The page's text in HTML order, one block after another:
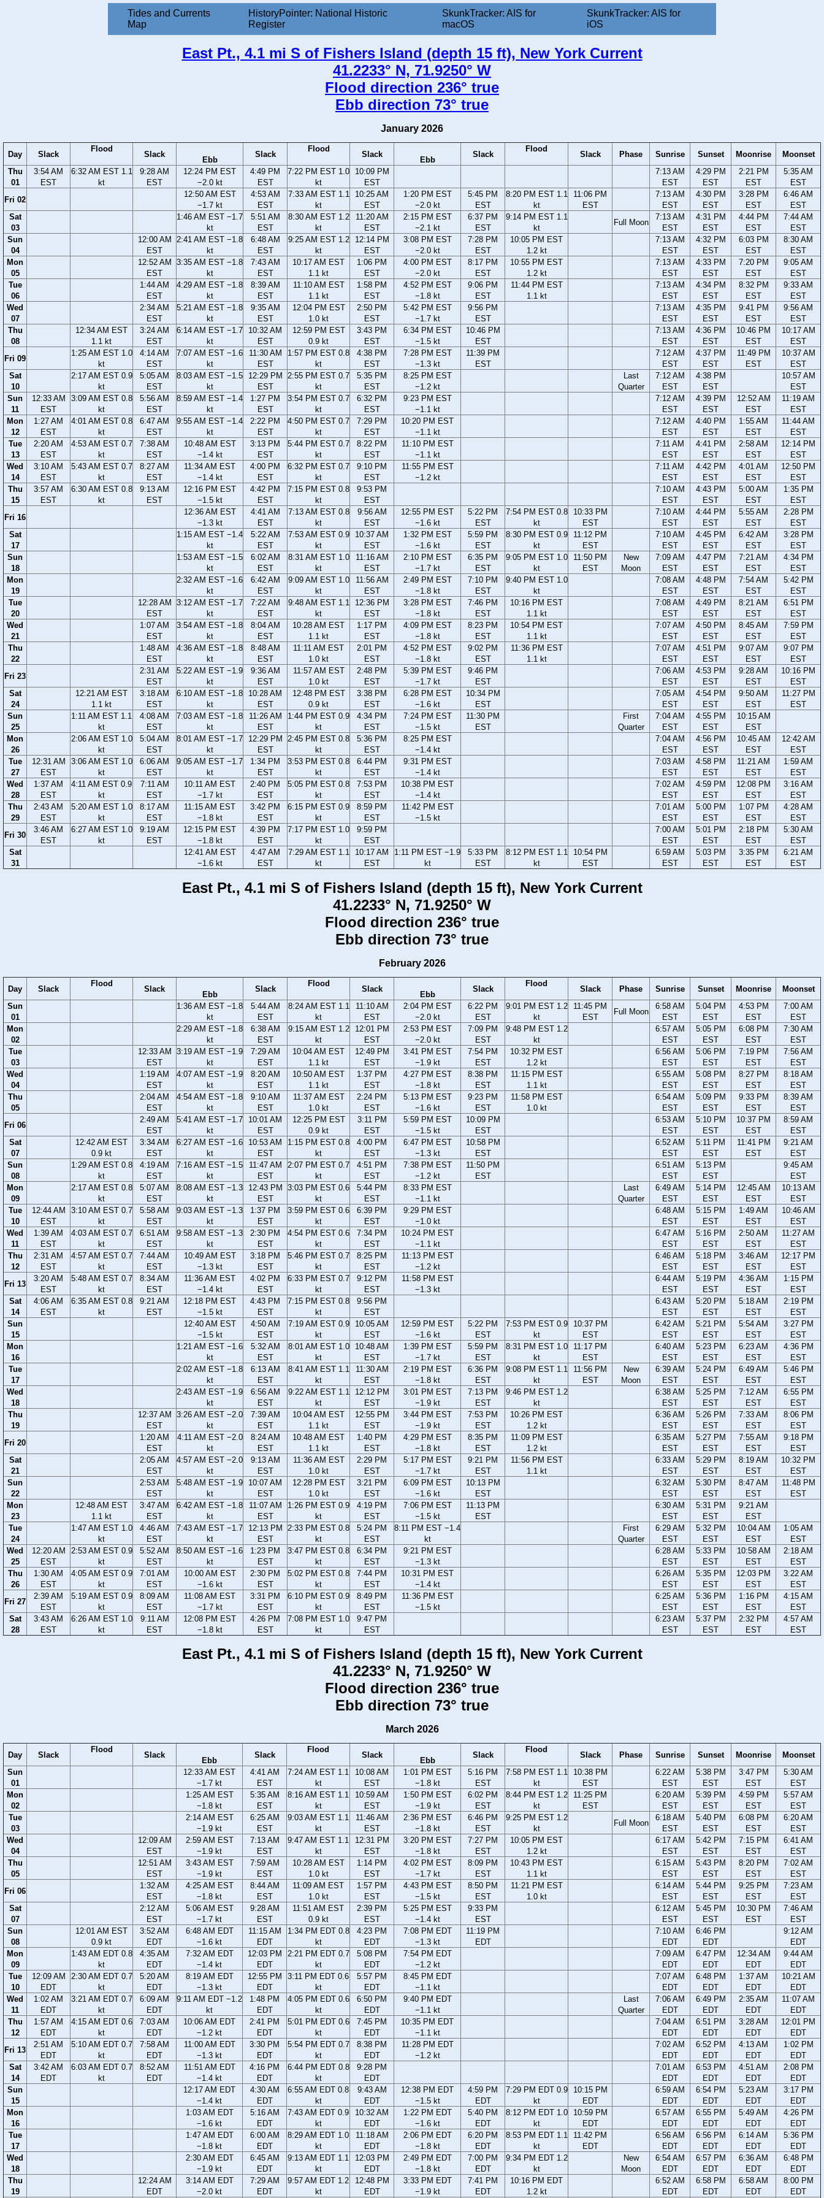
Tides and Currents
Map
HistoryPointer: National Historic
Register
SkunkTracker: AIS for
macOS
SkunkTracker: AIS for
iOS
East Pt., 4.1 mi S of Fishers Island (depth 15 ft), New York Current
41.2233° N, 71.9250° W
Flood direction 236° true
Ebb direction 73° true
January 2026
Day Slack
Flood
Slack
Ebb
Slack
Flood
Slack
Ebb
Slack
Flood
Slack Phase Sunrise Sunset Moonrise
Moonset
Thu
01
3:54 AM
EST
6:32 AM EST 1.1
kt
9:28 AM
EST
12:24 PM EST
−2.0 kt
4:49 PM
EST
7:22 PM EST 1.0
kt
10:09 PM
EST
7:13 AM
EST
4:29 PM
EST
2:21 PM
EST
5:35 AM
EST
Fri 02
12:50 AM EST
−1.7 kt
4:53 AM
EST
7:33 AM EST 1.1
kt
10:25 AM
EST
1:20 PM EST
−2.0 kt
5:45 PM
EST
8:20 PM EST 1.1
kt
11:06 PM
EST
7:13 AM
EST
4:30 PM
EST
3:28 PM
EST
6:46 AM
EST
Sat
03
1:46 AM EST −1.7
kt
5:51 AM
EST
8:30 AM EST 1.2
kt
11:20 AM
EST
2:15 PM EST
−2.1 kt
6:37 PM
EST
9:14 PM EST 1.1
kt
Full Moon
7:13 AM
EST
4:31 PM
EST
4:44 PM
EST
7:44 AM
EST
Sun
04
12:00 AM
EST
2:41 AM EST −1.8
kt
6:48 AM
EST
9:25 AM EST 1.2
kt
12:14 PM
EST
3:08 PM EST
−2.0 kt
7:28 PM
EST
10:05 PM EST
1.2 kt
7:13 AM
EST
4:32 PM
EST
6:03 PM
EST
8:30 AM
EST
Mon
05
12:52 AM
EST
3:35 AM EST −1.8
kt
7:43 AM
EST
10:17 AM EST
1.1 kt
1:06 PM
EST
4:00 PM EST
−2.0 kt
8:17 PM
EST
10:55 PM EST
1.2 kt
7:13 AM
EST
4:33 PM
EST
7:20 PM
EST
9:05 AM
EST
Tue
06
1:44 AM
EST
4:29 AM EST −1.8
kt
8:39 AM
EST
11:10 AM EST
1.1 kt
1:58 PM
EST
4:52 PM EST
−1.8 kt
9:06 PM
EST
11:44 PM EST
1.1 kt
7:13 AM
EST
4:34 PM
EST
8:32 PM
EST
9:33 AM
EST
Wed
07
2:34 AM
EST
5:21 AM EST −1.8
kt
9:35 AM
EST
12:04 PM EST
1.0 kt
2:50 PM
EST
5:42 PM EST
−1.7 kt
9:56 PM
EST
7:13 AM
EST
4:35 PM
EST
9:41 PM
EST
9:56 AM
EST
Thu
08
12:34 AM EST
1.1 kt
3:24 AM
EST
6:14 AM EST −1.7
kt
10:32 AM
EST
12:59 PM EST
0.9 kt
3:43 PM
EST
6:34 PM EST
−1.5 kt
10:46 PM
EST
7:13 AM
EST
4:36 PM
EST
10:46 PM
EST
10:17 AM
EST
Fri 09
1:25 AM EST 1.0
kt
4:14 AM
EST
7:07 AM EST −1.6
kt
11:30 AM
EST
1:57 PM EST 0.8
kt
4:38 PM
EST
7:28 PM EST
−1.3 kt
11:39 PM
EST
7:12 AM
EST
4:37 PM
EST
11:49 PM
EST
10:37 AM
EST
Sat
10
2:17 AM EST 0.9
kt
5:05 AM
EST
8:03 AM EST −1.5
kt
12:29 PM
EST
2:55 PM EST 0.7
kt
5:35 PM
EST
8:25 PM EST
−1.2 kt
Last
Quarter
7:12 AM
EST
4:38 PM
EST
10:57 AM
EST
Sun
11
12:33 AM
EST
3:09 AM EST 0.8
kt
5:56 AM
EST
8:59 AM EST −1.4
kt
1:27 PM
EST
3:54 PM EST 0.7
kt
6:32 PM
EST
9:23 PM EST
−1.1 kt
7:12 AM
EST
4:39 PM
EST
12:52 AM
EST
11:19 AM
EST
Mon
12
1:27 AM
EST
4:01 AM EST 0.8
kt
6:47 AM
EST
9:55 AM EST −1.4
kt
2:22 PM
EST
4:50 PM EST 0.7
kt
7:29 PM
EST
10:20 PM EST
−1.1 kt
7:12 AM
EST
4:40 PM
EST
1:55 AM
EST
11:44 AM
EST
Tue
13
2:20 AM
EST
4:53 AM EST 0.7
kt
7:38 AM
EST
10:48 AM EST
−1.4 kt
3:13 PM
EST
5:44 PM EST 0.7
kt
8:22 PM
EST
11:10 PM EST
−1.1 kt
7:11 AM
EST
4:41 PM
EST
2:58 AM
EST
12:14 PM
EST
Wed
14
3:10 AM
EST
5:43 AM EST 0.7
kt
8:27 AM
EST
11:34 AM EST
−1.4 kt
4:00 PM
EST
6:32 PM EST 0.7
kt
9:10 PM
EST
11:55 PM EST
−1.2 kt
7:11 AM
EST
4:42 PM
EST
4:01 AM
EST
12:50 PM
EST
Thu
15
3:57 AM
EST
6:30 AM EST 0.8
kt
9:13 AM
EST
12:16 PM EST
−1.5 kt
4:42 PM
EST
7:15 PM EST 0.8
kt
9:53 PM
EST
7:10 AM
EST
4:43 PM
EST
5:00 AM
EST
1:35 PM
EST
Fri 16
12:36 AM EST
−1.3 kt
4:41 AM
EST
7:13 AM EST 0.8
kt
9:56 AM
EST
12:55 PM EST
−1.6 kt
5:22 PM
EST
7:54 PM EST 0.8
kt
10:33 PM
EST
7:10 AM
EST
4:44 PM
EST
5:55 AM
EST
2:28 PM
EST
Sat
17
1:15 AM EST −1.4
kt
5:22 AM
EST
7:53 AM EST 0.9
kt
10:37 AM
EST
1:32 PM EST
−1.6 kt
5:59 PM
EST
8:30 PM EST 0.9
kt
11:12 PM
EST
7:10 AM
EST
4:45 PM
EST
6:42 AM
EST
3:28 PM
EST
Sun
18
1:53 AM EST −1.5
kt
6:02 AM
EST
8:31 AM EST 1.0
kt
11:16 AM
EST
2:10 PM EST
−1.7 kt
6:35 PM
EST
9:05 PM EST 1.0
kt
11:50 PM
EST
New
Moon
7:09 AM
EST
4:47 PM
EST
7:21 AM
EST
4:34 PM
EST
Mon
19
2:32 AM EST −1.6
kt
6:42 AM
EST
9:09 AM EST 1.0
kt
11:56 AM
EST
2:49 PM EST
−1.8 kt
7:10 PM
EST
9:40 PM EST 1.0
kt
7:08 AM
EST
4:48 PM
EST
7:54 AM
EST
5:42 PM
EST
Tue
20
12:28 AM
EST
3:12 AM EST −1.7
kt
7:22 AM
EST
9:48 AM EST 1.1
kt
12:36 PM
EST
3:28 PM EST
−1.8 kt
7:46 PM
EST
10:16 PM EST
1.1 kt
7:08 AM
EST
4:49 PM
EST
8:21 AM
EST
6:51 PM
EST
Wed
21
1:07 AM
EST
3:54 AM EST −1.8
kt
8:04 AM
EST
10:28 AM EST
1.1 kt
1:17 PM
EST
4:09 PM EST
−1.8 kt
8:23 PM
EST
10:54 PM EST
1.1 kt
7:07 AM
EST
4:50 PM
EST
8:45 AM
EST
7:59 PM
EST
Thu
22
1:48 AM
EST
4:36 AM EST −1.8
kt
8:48 AM
EST
11:11 AM EST
1.0 kt
2:01 PM
EST
4:52 PM EST
−1.8 kt
9:02 PM
EST
11:36 PM EST
1.1 kt
7:07 AM
EST
4:51 PM
EST
9:07 AM
EST
9:07 PM
EST
Fri 23
2:31 AM
EST
5:22 AM EST −1.9
kt
9:36 AM
EST
11:57 AM EST
1.0 kt
2:48 PM
EST
5:39 PM EST
−1.7 kt
9:46 PM
EST
7:06 AM
EST
4:53 PM
EST
9:28 AM
EST
10:16 PM
EST
Sat
24
12:21 AM EST
1.1 kt
3:18 AM
EST
6:10 AM EST −1.8
kt
10:28 AM
EST
12:48 PM EST
0.9 kt
3:38 PM
EST
6:28 PM EST
−1.6 kt
10:34 PM
EST
7:05 AM
EST
4:54 PM
EST
9:50 AM
EST
11:27 PM
EST
Sun
25
1:11 AM EST 1.1
kt
4:08 AM
EST
7:03 AM EST −1.8
kt
11:26 AM
EST
1:44 PM EST 0.9
kt
4:34 PM
EST
7:24 PM EST
−1.5 kt
11:30 PM
EST
First
Quarter
7:04 AM
EST
4:55 PM
EST
10:15 AM
EST
Mon
26
2:06 AM EST 1.0
kt
5:04 AM
EST
8:01 AM EST −1.7
kt
12:29 PM
EST
2:45 PM EST 0.8
kt
5:36 PM
EST
8:25 PM EST
−1.4 kt
7:04 AM
EST
4:56 PM
EST
10:45 AM
EST
12:42 AM
EST
Tue
27
12:31 AM
EST
3:06 AM EST 1.0
kt
6:06 AM
EST
9:05 AM EST −1.7
kt
1:34 PM
EST
3:53 PM EST 0.8
kt
6:44 PM
EST
9:31 PM EST
−1.4 kt
7:03 AM
EST
4:58 PM
EST
11:21 AM
EST
1:59 AM
EST
Wed
28
1:37 AM
EST
4:11 AM EST 0.9
kt
7:11 AM
EST
10:11 AM EST
−1.7 kt
2:40 PM
EST
5:05 PM EST 0.8
kt
7:53 PM
EST
10:38 PM EST
−1.4 kt
7:02 AM
EST
4:59 PM
EST
12:08 PM
EST
3:16 AM
EST
Thu
29
2:43 AM
EST
5:20 AM EST 1.0
kt
8:17 AM
EST
11:15 AM EST
−1.8 kt
3:42 PM
EST
6:15 PM EST 0.9
kt
8:59 PM
EST
11:42 PM EST
−1.5 kt
7:01 AM
EST
5:00 PM
EST
1:07 PM
EST
4:28 AM
EST
Fri 30
3:46 AM
EST
6:27 AM EST 1.0
kt
9:19 AM
EST
12:15 PM EST
−1.8 kt
4:39 PM
EST
7:17 PM EST 1.0
kt
9:59 PM
EST
7:00 AM
EST
5:01 PM
EST
2:18 PM
EST
5:30 AM
EST
Sat
31
12:41 AM EST
−1.6 kt
4:47 AM
EST
7:29 AM EST 1.1
kt
10:17 AM
EST
1:11 PM EST −1.9
kt
5:33 PM
EST
8:12 PM EST 1.1
kt
10:54 PM
EST
6:59 AM
EST
5:03 PM
EST
3:35 PM
EST
6:21 AM
EST
East Pt., 4.1 mi S of Fishers Island (depth 15 ft), New York Current
41.2233° N, 71.9250° W
Flood direction 236° true
Ebb direction 73° true
February 2026
Day Slack
Flood
Slack
Ebb
Slack
Flood
Slack
Ebb
Slack
Flood
Slack Phase Sunrise Sunset Moonrise
Moonset
Sun
01
1:36 AM EST −1.8
kt
5:44 AM
EST
8:24 AM EST 1.1
kt
11:10 AM
EST
2:04 PM EST
−2.0 kt
6:22 PM
EST
9:01 PM EST 1.2
kt
11:45 PM
EST
Full Moon
6:58 AM
EST
5:04 PM
EST
4:53 PM
EST
7:00 AM
EST
Mon
02
2:29 AM EST −1.8
kt
6:38 AM
EST
9:15 AM EST 1.2
kt
12:01 PM
EST
2:53 PM EST
−2.0 kt
7:09 PM
EST
9:48 PM EST 1.2
kt
6:57 AM
EST
5:05 PM
EST
6:08 PM
EST
7:30 AM
EST
Tue
03
12:33 AM
EST
3:19 AM EST −1.9
kt
7:29 AM
EST
10:04 AM EST
1.1 kt
12:49 PM
EST
3:41 PM EST
−1.9 kt
7:54 PM
EST
10:32 PM EST
1.2 kt
6:56 AM
EST
5:06 PM
EST
7:19 PM
EST
7:56 AM
EST
Wed
04
1:19 AM
EST
4:07 AM EST −1.9
kt
8:20 AM
EST
10:50 AM EST
1.1 kt
1:37 PM
EST
4:27 PM EST
−1.8 kt
8:38 PM
EST
11:15 PM EST
1.1 kt
6:55 AM
EST
5:08 PM
EST
8:27 PM
EST
8:18 AM
EST
Thu
05
2:04 AM
EST
4:54 AM EST −1.8
kt
9:10 AM
EST
11:37 AM EST
1.0 kt
2:24 PM
EST
5:13 PM EST
−1.6 kt
9:23 PM
EST
11:58 PM EST
1.0 kt
6:54 AM
EST
5:09 PM
EST
9:33 PM
EST
8:39 AM
EST
Fri 06
2:49 AM
EST
5:41 AM EST −1.7
kt
10:01 AM
EST
12:25 PM EST
0.9 kt
3:11 PM
EST
5:59 PM EST
−1.5 kt
10:09 PM
EST
6:53 AM
EST
5:10 PM
EST
10:37 PM
EST
8:59 AM
EST
Sat
07
12:42 AM EST
0.9 kt
3:34 AM
EST
6:27 AM EST −1.6
kt
10:53 AM
EST
1:15 PM EST 0.8
kt
4:00 PM
EST
6:47 PM EST
−1.3 kt
10:58 PM
EST
6:52 AM
EST
5:11 PM
EST
11:41 PM
EST
9:21 AM
EST
Sun
08
1:29 AM EST 0.8
kt
4:19 AM
EST
7:16 AM EST −1.5
kt
11:47 AM
EST
2:07 PM EST 0.7
kt
4:51 PM
EST
7:38 PM EST
−1.2 kt
11:50 PM
EST
6:51 AM
EST
5:13 PM
EST
9:45 AM
EST
Mon
09
2:17 AM EST 0.8
kt
5:07 AM
EST
8:08 AM EST −1.3
kt
12:43 PM
EST
3:03 PM EST 0.6
kt
5:44 PM
EST
8:33 PM EST
−1.1 kt
Last
Quarter
6:49 AM
EST
5:14 PM
EST
12:45 AM
EST
10:13 AM
EST
Tue
10
12:44 AM
EST
3:10 AM EST 0.7
kt
5:58 AM
EST
9:03 AM EST −1.3
kt
1:37 PM
EST
3:59 PM EST 0.6
kt
6:39 PM
EST
9:29 PM EST
−1.0 kt
6:48 AM
EST
5:15 PM
EST
1:49 AM
EST
10:46 AM
EST
Wed
11
1:39 AM
EST
4:03 AM EST 0.7
kt
6:51 AM
EST
9:58 AM EST −1.3
kt
2:30 PM
EST
4:54 PM EST 0.6
kt
7:34 PM
EST
10:24 PM EST
−1.1 kt
6:47 AM
EST
5:16 PM
EST
2:50 AM
EST
11:27 AM
EST
Thu
12
2:31 AM
EST
4:57 AM EST 0.7
kt
7:44 AM
EST
10:49 AM EST
−1.3 kt
3:18 PM
EST
5:46 PM EST 0.7
kt
8:25 PM
EST
11:13 PM EST
−1.2 kt
6:46 AM
EST
5:18 PM
EST
3:46 AM
EST
12:17 PM
EST
Fri 13
3:20 AM
EST
5:48 AM EST 0.7
kt
8:34 AM
EST
11:36 AM EST
−1.4 kt
4:02 PM
EST
6:33 PM EST 0.7
kt
9:12 PM
EST
11:58 PM EST
−1.3 kt
6:44 AM
EST
5:19 PM
EST
4:36 AM
EST
1:15 PM
EST
Sat
14
4:06 AM
EST
6:35 AM EST 0.8
kt
9:21 AM
EST
12:18 PM EST
−1.5 kt
4:43 PM
EST
7:15 PM EST 0.8
kt
9:56 PM
EST
6:43 AM
EST
5:20 PM
EST
5:18 AM
EST
2:19 PM
EST
Sun
15
12:40 AM EST
−1.5 kt
4:50 AM
EST
7:19 AM EST 0.9
kt
10:05 AM
EST
12:59 PM EST
−1.6 kt
5:22 PM
EST
7:53 PM EST 0.9
kt
10:37 PM
EST
6:42 AM
EST
5:21 PM
EST
5:54 AM
EST
3:27 PM
EST
Mon
16
1:21 AM EST −1.6
kt
5:32 AM
EST
8:01 AM EST 1.0
kt
10:48 AM
EST
1:39 PM EST
−1.7 kt
5:59 PM
EST
8:31 PM EST 1.0
kt
11:17 PM
EST
6:40 AM
EST
5:23 PM
EST
6:23 AM
EST
4:36 PM
EST
Tue
17
2:02 AM EST −1.8
kt
6:13 AM
EST
8:41 AM EST 1.1
kt
11:30 AM
EST
2:19 PM EST
−1.8 kt
6:36 PM
EST
9:08 PM EST 1.1
kt
11:56 PM
EST
New
Moon
6:39 AM
EST
5:24 PM
EST
6:49 AM
EST
5:46 PM
EST
Wed
18
2:43 AM EST −1.9
kt
6:56 AM
EST
9:22 AM EST 1.1
kt
12:12 PM
EST
3:01 PM EST
−1.9 kt
7:13 PM
EST
9:46 PM EST 1.2
kt
6:38 AM
EST
5:25 PM
EST
7:12 AM
EST
6:55 PM
EST
Thu
19
12:37 AM
EST
3:26 AM EST −2.0
kt
7:39 AM
EST
10:04 AM EST
1.1 kt
12:55 PM
EST
3:44 PM EST
−1.9 kt
7:53 PM
EST
10:26 PM EST
1.2 kt
6:36 AM
EST
5:26 PM
EST
7:33 AM
EST
8:06 PM
EST
Fri 20
1:20 AM
EST
4:11 AM EST −2.0
kt
8:24 AM
EST
10:48 AM EST
1.1 kt
1:40 PM
EST
4:29 PM EST
−1.8 kt
8:35 PM
EST
11:09 PM EST
1.2 kt
6:35 AM
EST
5:27 PM
EST
7:55 AM
EST
9:18 PM
EST
Sat
21
2:05 AM
EST
4:57 AM EST −2.0
kt
9:13 AM
EST
11:36 AM EST
1.0 kt
2:29 PM
EST
5:17 PM EST
−1.7 kt
9:21 PM
EST
11:56 PM EST
1.1 kt
6:33 AM
EST
5:29 PM
EST
8:19 AM
EST
10:32 PM
EST
Sun
22
2:53 AM
EST
5:48 AM EST −1.9
kt
10:07 AM
EST
12:28 PM EST
1.0 kt
3:21 PM
EST
6:09 PM EST
−1.6 kt
10:13 PM
EST
6:32 AM
EST
5:30 PM
EST
8:47 AM
EST
11:48 PM
EST
Mon
23
12:48 AM EST
1.1 kt
3:47 AM
EST
6:42 AM EST −1.8
kt
11:07 AM
EST
1:26 PM EST 0.9
kt
4:19 PM
EST
7:06 PM EST
−1.5 kt
11:13 PM
EST
6:30 AM
EST
5:31 PM
EST
9:21 AM
EST
Tue
24
1:47 AM EST 1.0
kt
4:46 AM
EST
7:43 AM EST −1.7
kt
12:13 PM
EST
2:33 PM EST 0.8
kt
5:24 PM
EST
8:11 PM EST −1.4
kt
First
Quarter
6:29 AM
EST
5:32 PM
EST
10:04 AM
EST
1:05 AM
EST
Wed
25
12:20 AM
EST
2:53 AM EST 0.9
kt
5:52 AM
EST
8:50 AM EST −1.6
kt
1:23 PM
EST
3:47 PM EST 0.8
kt
6:34 PM
EST
9:21 PM EST
−1.3 kt
6:28 AM
EST
5:33 PM
EST
10:58 AM
EST
2:18 AM
EST
Thu
26
1:30 AM
EST
4:05 AM EST 0.9
kt
7:01 AM
EST
10:00 AM EST
−1.6 kt
2:30 PM
EST
5:02 PM EST 0.8
kt
7:44 PM
EST
10:31 PM EST
−1.4 kt
6:26 AM
EST
5:35 PM
EST
12:03 PM
EST
3:22 AM
EST
Fri 27
2:39 AM
EST
5:19 AM EST 0.9
kt
8:09 AM
EST
11:08 AM EST
−1.7 kt
3:31 PM
EST
6:10 PM EST 0.9
kt
8:49 PM
EST
11:36 PM EST
−1.5 kt
6:25 AM
EST
5:36 PM
EST
1:16 PM
EST
4:15 AM
EST
Sat
28
3:43 AM
EST
6:26 AM EST 1.0
kt
9:11 AM
EST
12:08 PM EST
−1.8 kt
4:26 PM
EST
7:08 PM EST 1.0
kt
9:47 PM
EST
6:23 AM
EST
5:37 PM
EST
2:32 PM
EST
4:57 AM
EST
East Pt., 4.1 mi S of Fishers Island (depth 15 ft), New York Current
41.2233° N, 71.9250° W
Flood direction 236° true
Ebb direction 73° true
March 2026
Day Slack
Flood
Slack
Ebb
Slack
Flood
Slack
Ebb
Slack
Flood
Slack Phase Sunrise Sunset Moonrise
Moonset
Sun
01
12:33 AM EST
−1.7 kt
4:41 AM
EST
7:24 AM EST 1.1
kt
10:08 AM
EST
1:01 PM EST
−1.8 kt
5:16 PM
EST
7:58 PM EST 1.1
kt
10:38 PM
EST
6:22 AM
EST
5:38 PM
EST
3:47 PM
EST
5:30 AM
EST
Mon
02
1:25 AM EST
−1.8 kt
5:35 AM
EST
8:16 AM EST 1.1
kt
10:59 AM
EST
1:50 PM EST
−1.9 kt
6:02 PM
EST
8:44 PM EST 1.2
kt
11:25 PM
EST
6:20 AM
EST
5:39 PM
EST
4:59 PM
EST
5:57 AM
EST
Tue
03
2:14 AM EST
−1.9 kt
6:25 AM
EST
9:03 AM EST 1.1
kt
11:46 AM
EST
2:36 PM EST
−1.8 kt
6:46 PM
EST
9:25 PM EST 1.2
kt
Full Moon
6:18 AM
EST
5:40 PM
EST
6:08 PM
EST
6:20 AM
EST
Wed
04
12:09 AM
EST
2:59 AM EST
−1.9 kt
7:13 AM
EST
9:47 AM EST 1.1
kt
12:31 PM
EST
3:20 PM EST
−1.8 kt
7:27 PM
EST
10:05 PM EST
1.2 kt
6:17 AM
EST
5:42 PM
EST
7:15 PM
EST
6:41 AM
EST
Thu
05
12:51 AM
EST
3:43 AM EST
−1.9 kt
7:59 AM
EST
10:28 AM EST
1.0 kt
1:14 PM
EST
4:02 PM EST
−1.7 kt
8:09 PM
EST
10:43 PM EST
1.1 kt
6:15 AM
EST
5:43 PM
EST
8:20 PM
EST
7:02 AM
EST
Fri 06
1:32 AM
EST
4:25 AM EST
−1.8 kt
8:44 AM
EST
11:09 AM EST
1.0 kt
1:57 PM
EST
4:43 PM EST
−1.5 kt
8:50 PM
EST
11:21 PM EST
1.0 kt
6:14 AM
EST
5:44 PM
EST
9:25 PM
EST
7:23 AM
EST
Sat
07
2:12 AM
EST
5:06 AM EST
−1.7 kt
9:28 AM
EST
11:51 AM EST
0.9 kt
2:39 PM
EST
5:25 PM EST
−1.4 kt
9:33 PM
EST
6:12 AM
EST
5:45 PM
EST
10:30 PM
EST
7:46 AM
EST
Sun
08
12:01 AM EST
0.9 kt
3:52 AM
EDT
6:48 AM EDT
−1.6 kt
11:15 AM
EDT
1:34 PM EDT 0.8
kt
4:23 PM
EDT
7:08 PM EDT
−1.3 kt
11:19 PM
EDT
7:10 AM
EDT
6:46 PM
EDT
9:12 AM
EDT
Mon
09
1:43 AM EDT 0.8
kt
4:35 AM
EDT
7:32 AM EDT
−1.4 kt
12:03 PM
EDT
2:21 PM EDT 0.7
kt
5:08 PM
EDT
7:54 PM EDT
−1.2 kt
7:09 AM
EDT
6:47 PM
EDT
12:34 AM
EDT
9:44 AM
EDT
Tue
10
12:09 AM
EDT
2:30 AM EDT 0.7
kt
5:20 AM
EDT
8:19 AM EDT
−1.3 kt
12:55 PM
EDT
3:11 PM EDT 0.6
kt
5:57 PM
EDT
8:45 PM EDT
−1.1 kt
7:07 AM
EDT
6:48 PM
EDT
1:37 AM
EDT
10:21 AM
EDT
Wed
11
1:02 AM
EDT
3:21 AM EDT 0.7
kt
6:09 AM
EDT
9:11 AM EDT −1.2
kt
1:48 PM
EDT
4:05 PM EDT 0.6
kt
6:50 PM
EDT
9:40 PM EDT
−1.1 kt
Last
Quarter
7:06 AM
EDT
6:49 PM
EDT
2:35 AM
EDT
11:07 AM
EDT
Thu
12
1:57 AM
EDT
4:15 AM EDT 0.6
kt
7:03 AM
EDT
10:06 AM EDT
−1.2 kt
2:41 PM
EDT
5:01 PM EDT 0.6
kt
7:45 PM
EDT
10:35 PM EDT
−1.1 kt
7:04 AM
EDT
6:51 PM
EDT
3:28 AM
EDT
12:01 PM
EDT
Fri 13
2:51 AM
EDT
5:10 AM EDT 0.7
kt
7:58 AM
EDT
11:00 AM EDT
−1.3 kt
3:30 PM
EDT
5:54 PM EDT 0.7
kt
8:38 PM
EDT
11:28 PM EDT
−1.2 kt
7:02 AM
EDT
6:52 PM
EDT
4:13 AM
EDT
1:02 PM
EDT
Sat
14
3:42 AM
EDT
6:03 AM EDT 0.7
kt
8:52 AM
EDT
11:51 AM EDT
−1.4 kt
4:16 PM
EDT
6:44 PM EDT 0.8
kt
9:28 PM
EDT
7:01 AM
EDT
6:53 PM
EDT
4:51 AM
EDT
2:08 PM
EDT
Sun
15
12:17 AM EDT
−1.4 kt
4:30 AM
EDT
6:55 AM EDT 0.8
kt
9:43 AM
EDT
12:38 PM EDT
−1.5 kt
4:59 PM
EDT
7:29 PM EDT 0.9
kt
10:15 PM
EDT
6:59 AM
EDT
6:54 PM
EDT
5:23 AM
EDT
3:17 PM
EDT
Mon
16
1:03 AM EDT
−1.6 kt
5:16 AM
EDT
7:43 AM EDT 0.9
kt
10:32 AM
EDT
1:22 PM EDT
−1.6 kt
5:40 PM
EDT
8:12 PM EDT 1.0
kt
10:59 PM
EDT
6:57 AM
EDT
6:55 PM
EDT
5:49 AM
EDT
4:26 PM
EDT
Tue
17
1:47 AM EDT
−1.8 kt
6:00 AM
EDT
8:29 AM EDT 1.0
kt
11:18 AM
EDT
2:06 PM EDT
−1.8 kt
6:20 PM
EDT
8:53 PM EDT 1.1
kt
11:42 PM
EDT
6:56 AM
EDT
6:56 PM
EDT
6:14 AM
EDT
5:36 PM
EDT
Wed
18
2:30 AM EDT
−1.9 kt
6:45 AM
EDT
9:13 AM EDT 1.1
kt
12:03 PM
EDT
2:49 PM EDT
−1.8 kt
7:00 PM
EDT
9:34 PM EDT 1.2
kt
New
Moon
6:54 AM
EDT
6:57 PM
EDT
6:36 AM
EDT
6:48 PM
EDT
Thu
19
12:24 AM
EDT
3:14 AM EDT
−2.0 kt
7:29 AM
EDT
9:57 AM EDT 1.2
kt
12:48 PM
EDT
3:33 PM EDT
−1.9 kt
7:41 PM
EDT
10:16 PM EDT
1.2 kt
6:52 AM
EDT
6:58 PM
EDT
6:58 AM
EDT
8:00 PM
EDT